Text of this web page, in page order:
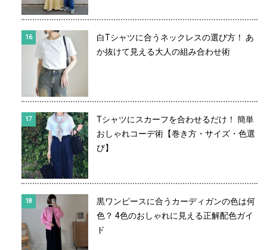
白Tシャツに合うネックレスの選び方！ あ
か抜けて見える大人の組み合わせ術
Tシャツにスカーフを合わせるだけ！ 簡単
おしゃれコーデ術【巻き方・サイズ・色選
び】
黒ワンピースに合うカーディガンの色は何
色？ 4色のおしゃれに見える正解配色ガイ
ド